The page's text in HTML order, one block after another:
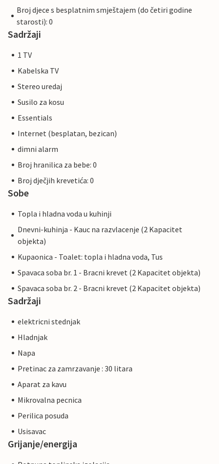
Broj djece s besplatnim smještajem (do četiri godine
starosti): 0
Sadržaji
1 TV
Kabelska TV
Stereo uredaj
Susilo za kosu
Essentials
Internet (besplatan, bezican)
dimni alarm
Broj hranilica za bebe: 0
Broj dječjih krevetića: 0
Sobe
Topla i hladna voda u kuhinji
Dnevni-kuhinja - Kauc na razvlacenje (2 Kapacitet
objekta)
Kupaonica - Toalet: topla i hladna voda, Tus
Spavaca soba br. 1 - Bracni krevet (2 Kapacitet objekta)
Spavaca soba br. 2 - Bracni krevet (2 Kapacitet objekta)
Sadržaji
elektricni stednjak
Hladnjak
Napa
Pretinac za zamrzavanje : 30 litara
Aparat za kavu
Mikrovalna pecnica
Perilica posuda
Usisavac
Grijanje/energija